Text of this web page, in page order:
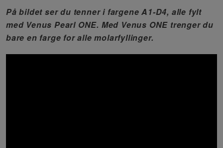
På bildet ser du tenner i fargene A1-D4, alle fylt
med Venus Pearl ONE. Med Venus ONE trenger du
bare en farge for alle molarfyllinger.